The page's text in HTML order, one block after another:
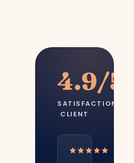
4.9/5
SATISFACTION
CLIENT